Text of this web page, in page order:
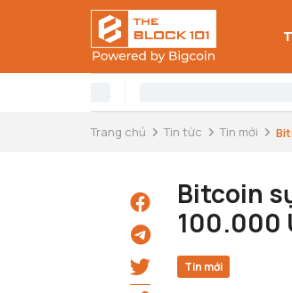
Trang chủ Tin tức Tin mới
Bitcoin
100.000
Tin mới